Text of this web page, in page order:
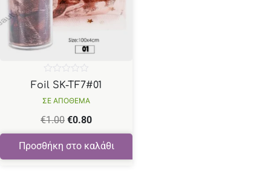
ΣΕ ΑΠΟΘΕΜΑ
Foil SK-TF7#01
€1.00 €0.80
Προσθήκη στο καλάθι
Βαθμολογήθηκε
με
0
από
5